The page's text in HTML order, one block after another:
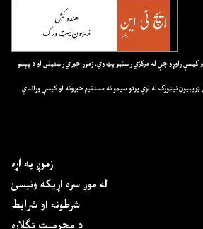
کيسې راوړو چې له مرکزي رسنيو پټ وي. زموږ خبري رښتيني او د پېښو
نيټورک له لرې پرتو سيمو نه مستقيم خبرونه او کيسې وړاندې
زموږ په اړه
له موږ سره اړیکه ونیسئ
شرطونه او شرایط